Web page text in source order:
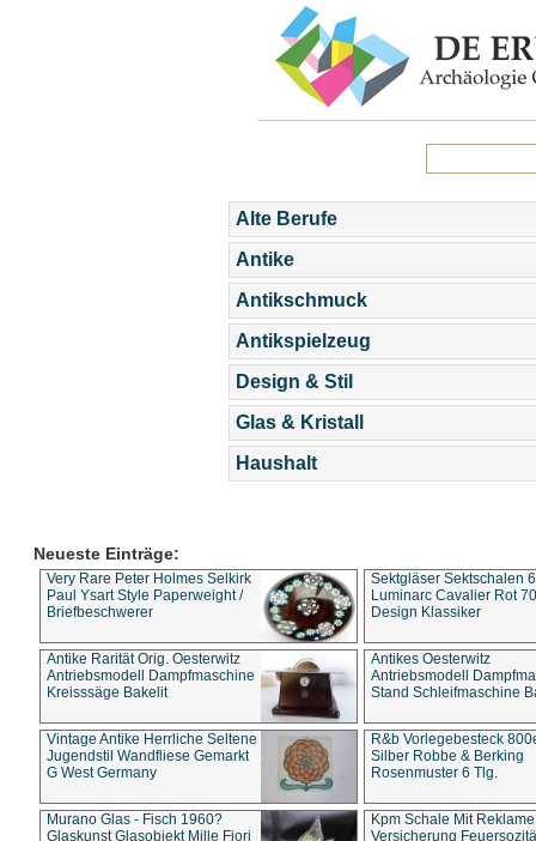
Alte Berufe
Antike
Antikschmuck
Antikspielzeug
Design & Stil
Glas & Kristall
Haushalt
Neueste Einträge:
Very Rare Peter Holmes Selkirk
Paul Ysart Style Paperweight /
Briefbeschwerer
Sektgläser Sektschalen
Luminarc Cavalier Rot
Design Klassiker
Antike Rarität Orig. Oesterwitz
Antriebsmodell Dampfmaschine
Kreisssäge Bakelit
Antikes Oesterwitz
Antriebsmodell
Stand Schleifmaschine
Vintage Antike Herrliche Seltene
Jugendstil Wandfliese Gemarkt
G West Germany
R&b Vorlegebesteck
Silber Robbe & Berking
Rosenmuster 6 Tlg.
Murano Glas - Fisch 1960?
Glaskunst Glasobjekt Mille Fiori
Kpm Schale Mit Reklame
Versicherung